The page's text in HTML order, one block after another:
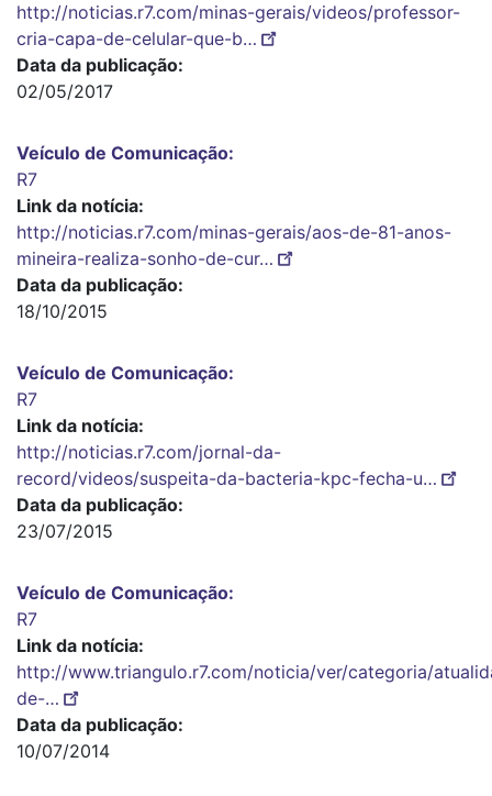
http://noticias.r7.com/minas-gerais/videos/professor-
cria-capa-de-celular-que-b…
Data da publicação
02/05/2017
Veículo de Comunicação
R7
Link da notícia
http://noticias.r7.com/minas-gerais/aos-de-81-anos-
mineira-realiza-sonho-de-cur…
Data da publicação
18/10/2015
Veículo de Comunicação
R7
Link da notícia
http://noticias.r7.com/jornal-da-
record/videos/suspeita-da-bacteria-kpc-fecha-u…
Data da publicação
23/07/2015
Veículo de Comunicação
R7
Link da notícia
http://www.triangulo.r7.com/noticia/ver/categoria/
de-…
Data da publicação
10/07/2014